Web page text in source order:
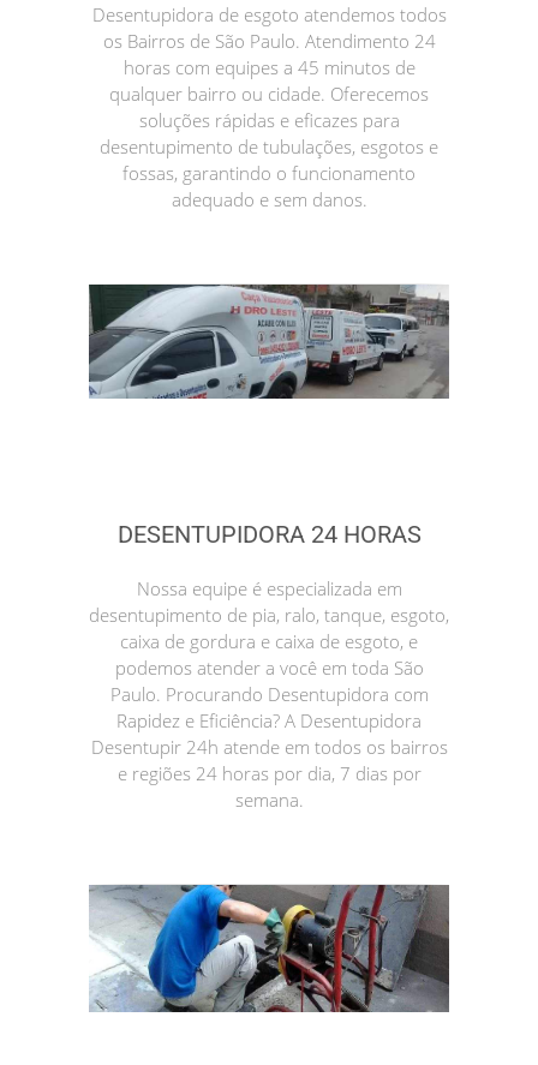
Desentupidora de esgoto atendemos todos
os Bairros de São Paulo. Atendimento 24
horas com equipes a 45 minutos de
qualquer bairro ou cidade. Oferecemos
soluções rápidas e eficazes para
desentupimento de tubulações, esgotos e
fossas, garantindo o funcionamento
adequado e sem danos.
DESENTUPIDORA 24 HORAS
Nossa equipe é especializada em
desentupimento de pia, ralo, tanque, esgoto,
caixa de gordura e caixa de esgoto, e
podemos atender a você em toda São
Paulo. Procurando Desentupidora com
Rapidez e Eficiência? A Desentupidora
Desentupir 24h atende em todos os bairros
e regiões 24 horas por dia, 7 dias por
semana.